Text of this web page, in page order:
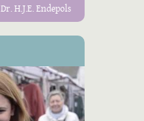
Dr. H.J.E. Endepols